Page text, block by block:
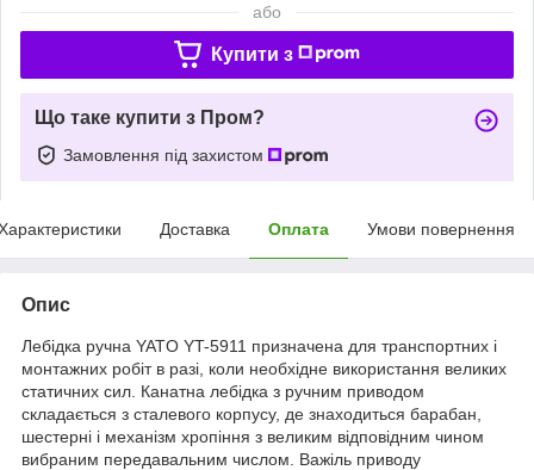
або
Купити з
Що таке купити з Пром?
Замовлення під захистом
Доставка Оплата Умови повернення
Опис
Лебідка ручна YATO YT-5911 призначена для транспортних і
монтажних робіт в разі, коли необхідне використання великих
статичних сил. Канатна лебідка з ручним приводом
складається з сталевого корпусу, де знаходиться барабан,
шестерні і механізм хропіння з великим відповідним чином
вибраним передавальним числом. Важіль приводу